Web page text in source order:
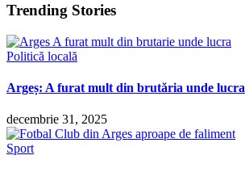
Trending Stories
Politică locală
Argeș: A furat mult din brutăria unde lucra
decembrie 31, 2025
Sport